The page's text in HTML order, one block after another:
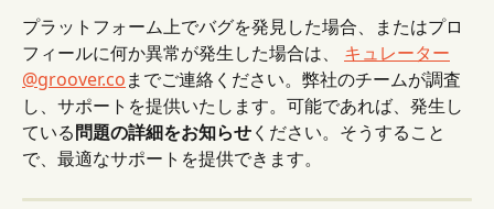
プラットフォーム上でバグを発見した場合、またはプロ
フィールに何か異常が発生した場合は、 キュレーター
@groover.coまでご連絡ください。弊社のチームが調査
し、サポートを提供いたします。可能であれば、発生し
ている問題の詳細をお知らせください。そうすること
で、最適なサポートを提供できます。